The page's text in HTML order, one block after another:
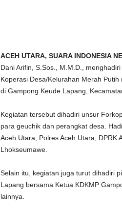
ACEH UTARA, SUARA INDONESIA
Dani Arifin, S.Sos., M.M.D.,
Koperasi Desa/Kelurahan Merah
di Gampong Keude Lapang,
Kegiatan tersebut dihadiri unsur
para geuchik dan perangkat desa.
Aceh Utara, Polres Aceh Utara, DPRK
Lhokseumawe.
Selain itu, kegiatan juga turut dihadiri
Lapang bersama Ketua KDKMP
lainnya.